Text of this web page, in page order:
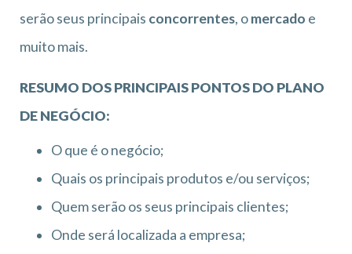
serão seus principais concorrentes, omercado e
muito mais.
RESUMO DOS PRINCIPAIS PONTOS DO PLANO
DE NEGÓCIO:
O que é o negócio;
Quais os principais produtos e/ou serviços;
Quem serão os seus principais clientes;
Onde será localizada a empresa;